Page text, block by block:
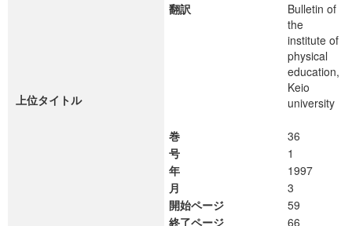
上位タイトル
翻訳
Bulletin of
the
institute of
physical
education,
Keio
university
巻
36
号
1
年
1997
月
3
開始ページ
59
終了ページ
66